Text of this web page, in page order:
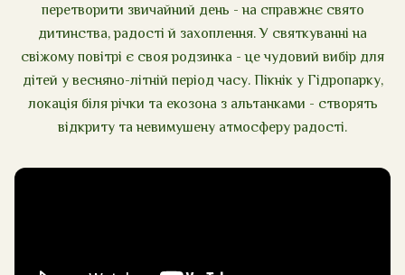
перетворити звичайний день - на справжнє свято
дитинства, радості й захоплення. У святкуванні на
свіжому повітрі є своя родзинка - це чудовий вибір для
дітей у весняно-літній період часу. Пікнік у Гідропарку,
локація біля річки та екозона з альтанками - створять
відкриту та невимушену атмосферу радості.